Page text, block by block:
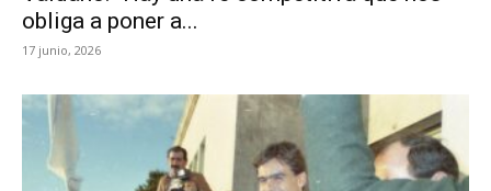
obliga a poner a...
17 junio, 2026